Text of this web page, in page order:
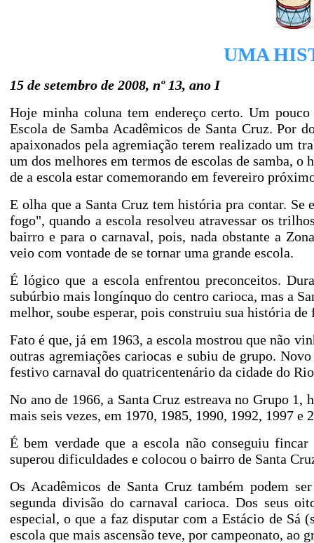
UMA
15 de setembro de 2008, nº 13, ano I
Hoje minha coluna tem endereço certo. Um
Escola de Samba Acadêmicos de Santa Cruz. Por
apaixonados pela agremiação terem realizado um
um dos melhores em termos de escolas de samba, o
de a escola estar comemorando em fevereiro
E olha que a Santa Cruz tem história pra contar. Se
fogo", quando a escola resolveu atravessar os
bairro e para o carnaval, pois, nada obstante a
veio com vontade de se tornar uma grande escola.
É lógico que a escola enfrentou preconceitos.
subúrbio mais longínquo do centro carioca, mas a
melhor, soube esperar, pois construiu sua história
Fato é que, já em 1963, a escola mostrou que não
outras agremiações cariocas e subiu de grupo.
festivo carnaval do quatricentenário da cidade do
No ano de 1966, a Santa Cruz estreava no Grupo 1,
mais seis vezes, em 1970, 1985, 1990, 1992, 1997 e
É bem verdade que a escola não conseguiu
superou dificuldades e colocou o bairro de Santa
Os Acadêmicos de Santa Cruz também podem
segunda divisão do carnaval carioca. Dos seus
especial, o que a faz disputar com a Estácio de Sá
escola que mais ascensão teve, por campeonato, ao